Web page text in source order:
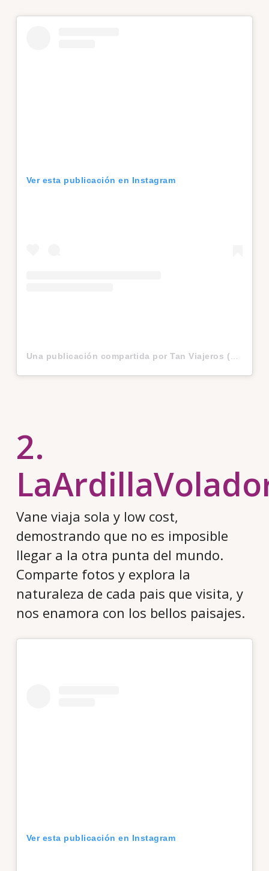
Ver esta publicación en Instagram
2.
Vane viaja sola y low cost,
demostrando que no es imposible
llegar a la otra punta del mundo.
Comparte fotos y explora la
naturaleza de cada pais que visita, y
nos enamora con los bellos paisajes.
Ver esta publicación en Instagram